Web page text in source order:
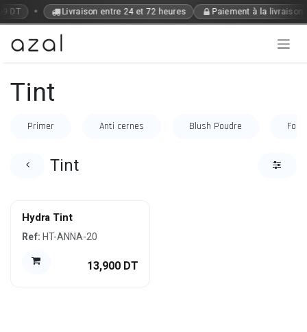
Se rendre au contenu
DT • Livraison entre 24 et 72 heures Paiement à la livraison
Tint
Primer Anti cernes Blush Poudre
Tint
Hydra Tint
Ref:HT-ANNA-20
13,900DT